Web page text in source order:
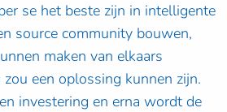
se het beste zijn in intelligente
source community bouwen,
maken van elkaars
een oplossing kunnen zijn.
investering en erna wordt de